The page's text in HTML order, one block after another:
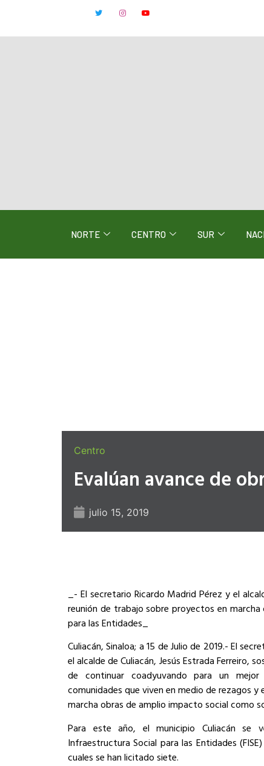
NORTE CENTRO SUR
Centro
Evalúan avance de
julio 15, 2019
_- El secretario Ricardo Madrid Pérez y el
reunión de trabajo sobre proyectos en
para las Entidades_
Culiacán, Sinaloa; a 15 de Julio de 2019.- El
el alcalde de Culiacán, Jesús Estrada Ferreiro,
de continuar coadyuvando para un
comunidades que viven en medio de rezagos y
marcha obras de amplio impacto social como
Para este año, el municipio Culiacán se
Infraestructura Social para las Entidades
cuales se han licitado siete.